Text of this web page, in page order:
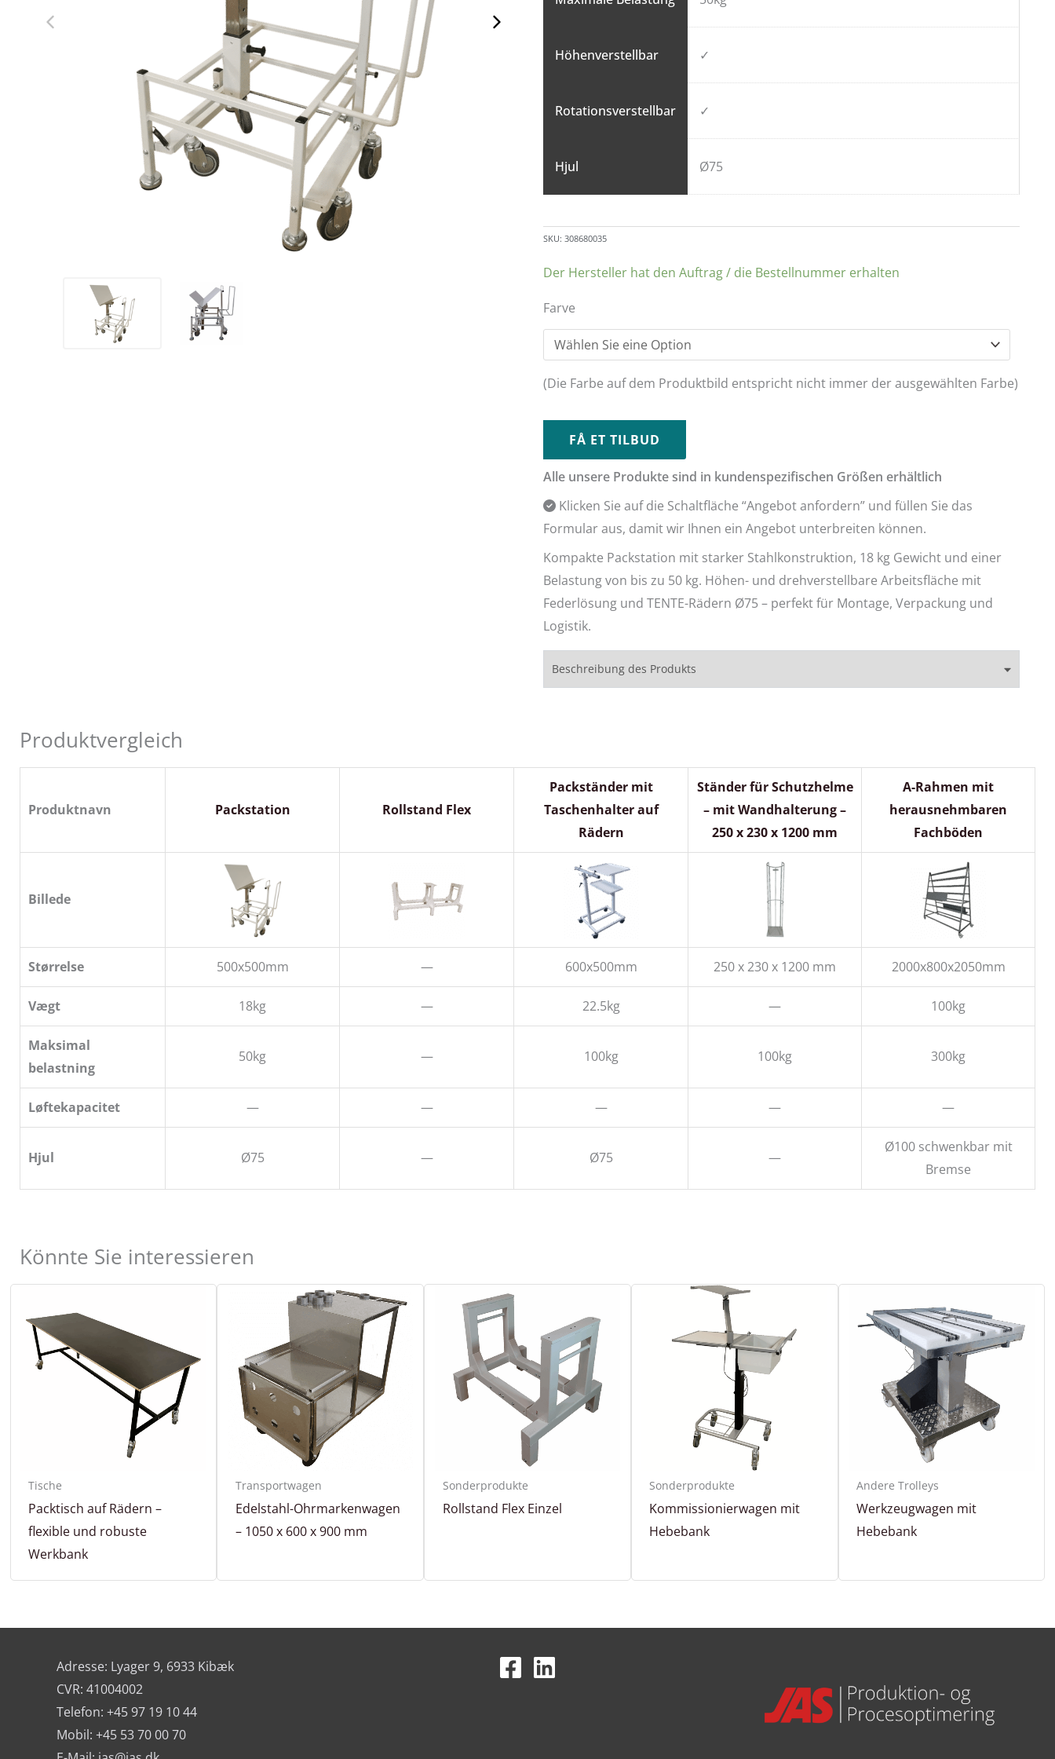
Höhenverstellbar ✓
Rotationsverstellbar ✓
Hjul Ø75
SKU: 308680035
Der Hersteller hat den Auftrag / die Bestellnummer erhalten
Farve
Alternative:
(Die Farbe auf dem Produktbild entspricht nicht immer der ausgewählten Farbe)
FÅ ET TILBUD
Alle unsere Produkte sind in kundenspezifischen Größen erhältlich
Klicken Sie auf die Schaltfläche “Angebot anfordern” und füllen Sie das
Formular aus, damit wir Ihnen ein Angebot unterbreiten können.
Kompakte Packstation mit starker Stahlkonstruktion, 18 kg Gewicht und einer
Belastung von bis zu 50 kg. Höhen- und drehverstellbare Arbeitsfläche mit
Federlösung und TENTE-Rädern Ø75 – perfekt für Montage, Verpackung und
Logistik.
Beschreibung des Produkts
Produktvergleich
Produktnavn Packstation Rollstand Flex
Packständer mit
Taschenhalter auf
Rädern
Ständer für Schutzhelme
– mit Wandhalterung –
250 x 230 x 1200 mm
A-Rahmen mit
herausnehmbaren
Fachböden
Billede
Størrelse 500x500mm — 600x500mm 250 x 230 x 1200 mm 2000x800x2050mm
Vægt 18kg — 22.5kg — 100kg
Maksimal
belastning
50kg — 100kg 100kg 300kg
Løftekapacitet — — — — —
Hjul Ø75 — Ø75 —
Ø100 schwenkbar mit
Bremse
Könnte Sie interessieren
Tische
Packtisch auf Rädern –
flexible und robuste
Werkbank
Transportwagen
Edelstahl-Ohrmarkenwagen
– 1050 x 600 x 900 mm
Sonderprodukte
Rollstand Flex Einzel
Sonderprodukte
Kommissionierwagen mit
Hebebank
Andere Trolleys
Werkzeugwagen mit
Hebebank
Adresse: Lyager 9, 6933 Kibæk
CVR: 41004002
Telefon: +45 97 19 10 44
Mobil: +45 53 70 00 70